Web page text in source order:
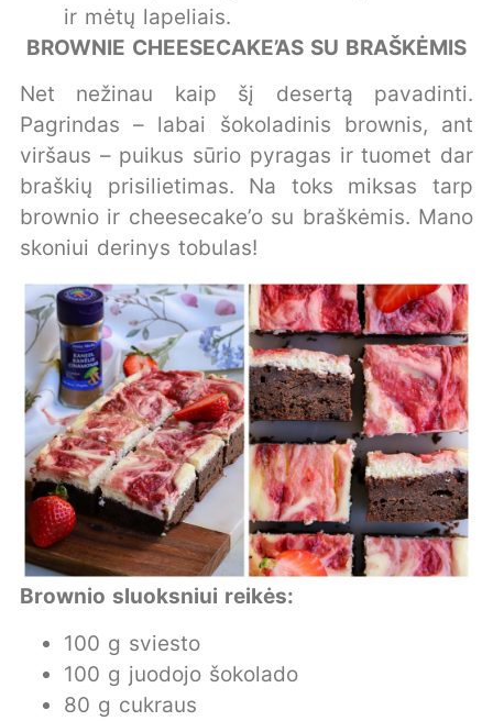
ir mėtų lapeliais.
BROWNIE CHEESECAKE’AS SU BRAŠKĖMIS
Net nežinau kaip šį desertą pavadinti.
Pagrindas – labai šokoladinis brownis, ant
viršaus – puikus sūrio pyragas ir tuomet dar
braškių prisilietimas. Na toks miksas tarp
brownio ir cheesecake’o su braškėmis. Mano
skoniui derinys tobulas!
Brownio sluoksniui reikės:
100 g sviesto
100 g juodojo šokolado
80 g cukraus